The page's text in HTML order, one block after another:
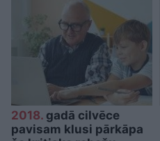
2018. gadā cilvēce
pavisam klusi pārkāpa